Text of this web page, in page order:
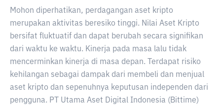
Mohon diperhatikan, perdagangan aset kripto
merupakan aktivitas beresiko tinggi. Nilai Aset Kripto
bersifat fluktuatif dan dapat berubah secara signifikan
dari waktu ke waktu. Kinerja pada masa lalu tidak
mencerminkan kinerja di masa depan. Terdapat risiko
kehilangan sebagai dampak dari membeli dan menjual
aset kripto dan sepenuhnya keputusan independen dari
pengguna. PT Utama Aset Digital Indonesia (Bittime)